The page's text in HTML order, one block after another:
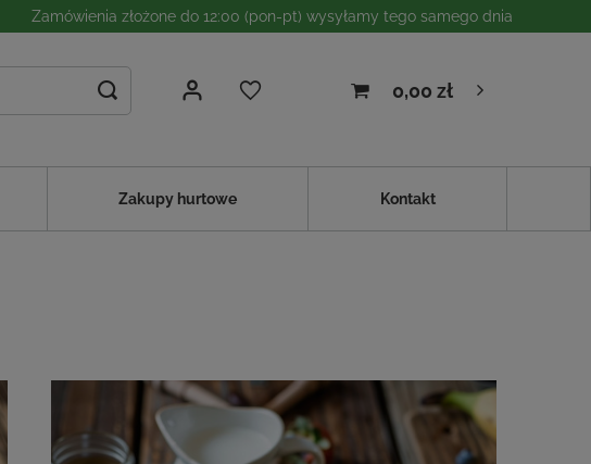
Zamówienia złożone do 12:00 (pon-pt) wysyłamy tego samego dnia
0,00 zł
Zakupy hurtowe Kontakt